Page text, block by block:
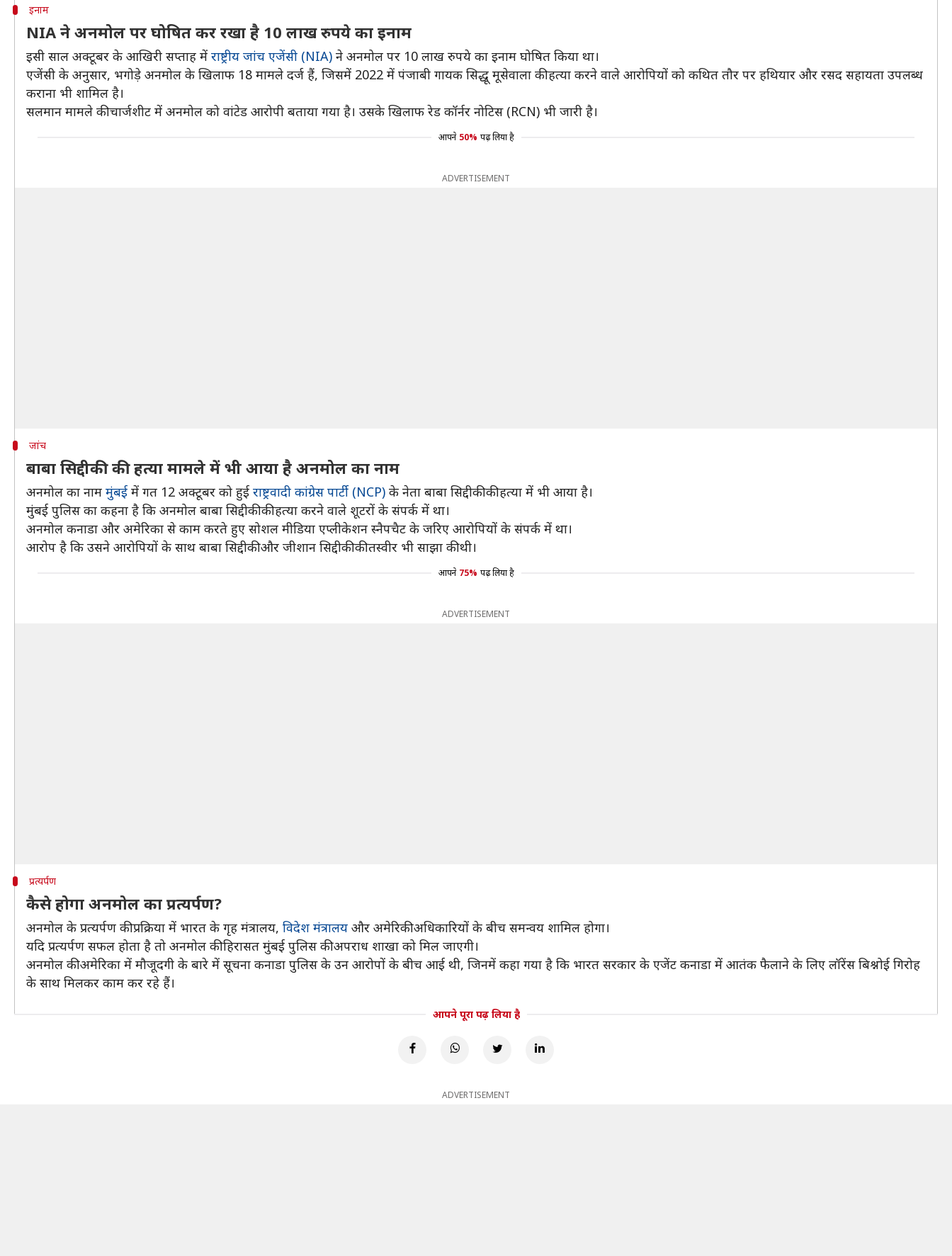
इनाम
NIA ने अनमोल पर घोषित कर रखा है 10 लाख रुपये का इनाम
इसी साल अक्टूबर के आखिरी सप्ताह में राष्ट्रीय जांच एजेंसी (NIA) ने अनमोल पर 10 लाख रुपये का इनाम घोषित किया था।
एजेंसी के अनुसार, भगोड़े अनमोल के खिलाफ 18 मामले दर्ज हैं, जिसमें 2022 में पंजाबी गायक सिद्धू मूसेवाला की हत्या करने वाले आरोपियों को कथित तौर पर हथियार और रसद सहायता उपलब्ध
कराना भी शामिल है।
सलमान मामले की चार्जशीट में अनमोल को वांटेड आरोपी बताया गया है। उसके खिलाफ रेड कॉर्नर नोटिस (RCN) भी जारी है।
आपने 50% पढ़ लिया है
ADVERTISEMENT
जांच
बाबा सिद्दीकी की हत्या मामले में भी आया है अनमोल का नाम
अनमोल का नाम मुंबई में गत 12 अक्टूबर को हुई राष्ट्रवादी कांग्रेस पार्टी (NCP) के नेता बाबा सिद्दीकी की हत्या में भी आया है।
मुंबई पुलिस का कहना है कि अनमोल बाबा सिद्दीकी की हत्या करने वाले शूटरों के संपर्क में था।
अनमोल कनाडा और अमेरिका से काम करते हुए सोशल मीडिया एप्लीकेशन स्नैपचैट के जरिए आरोपियों के संपर्क में था।
आरोप है कि उसने आरोपियों के साथ बाबा सिद्दीकी और जीशान सिद्दीकी की तस्वीर भी साझा की थी।
आपने 75% पढ़ लिया है
ADVERTISEMENT
प्रत्यर्पण
कैसे होगा अनमोल का प्रत्यर्पण?
अनमोल के प्रत्यर्पण की प्रक्रिया में भारत के गृह मंत्रालय, विदेश मंत्रालय और अमेरिकी अधिकारियों के बीच समन्वय शामिल होगा।
यदि प्रत्यर्पण सफल होता है तो अनमोल की हिरासत मुंबई पुलिस की अपराध शाखा को मिल जाएगी।
अनमोल की अमेरिका में मौजूदगी के बारे में सूचना कनाडा पुलिस के उन आरोपों के बीच आई थी, जिनमें कहा गया है कि भारत सरकार के एजेंट कनाडा में आतंक फैलाने के लिए लॉरेंस बिश्नोई गिरोह
के साथ मिलकर काम कर रहे हैं।
आपने पूरा पढ़ लिया है
ADVERTISEMENT